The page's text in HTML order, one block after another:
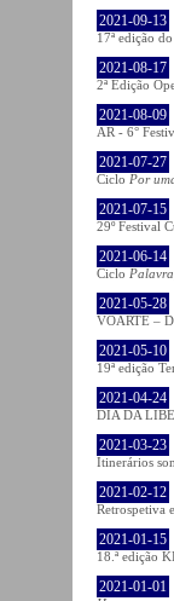
2021-09-13
17ª edição
2021-08-17
2ª Edição
2021-08-09
AR - 6°
2021-07-27
Ciclo Por
2021-07-15
29º Festival
2021-06-14
Ciclo
2021-05-28
VOARTE –
2021-05-10
19ª edição
2021-04-24
DIA DA
2021-03-23
Itinerários
2021-02-12
Retrospetiva
2021-01-15
18.ª edição
2021-01-01